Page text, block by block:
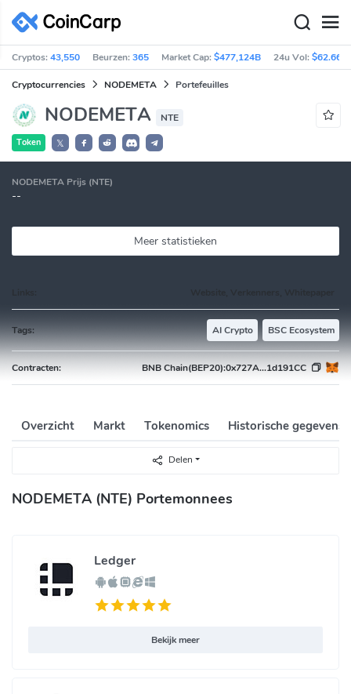
Cryptos:43,550 Beurzen:365 Market Cap:$477,124B 24u Vol:$62.66B
Cryptocurrencies NODEMETA Portefeuilles
NODEMETA NTE
Token 𝕏
NODEMETA Prijs (NTE)
--
Meer statistieken
Tags: AI Crypto BSC Ecosystem
Contracten: BNB Chain(BEP20):0x727A...1d191CC
Overzicht Markt Tokenomics Historische gegevens
Delen
NODEMETA (NTE) Portemonnees
Ledger
Bekijk meer